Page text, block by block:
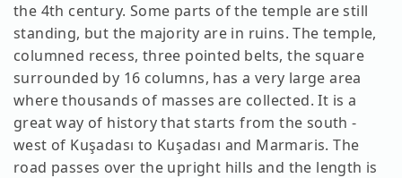
the 4th century. Some parts of the temple are still
standing, but the majority are in ruins. The temple,
columned recess, three pointed belts, the square
surrounded by 16 columns, has a very large area
where thousands of masses are collected. It is a
great way of history that starts from the south -
west of Kuşadası to Kuşadası and Marmaris. The
road passes over the upright hills and the length is